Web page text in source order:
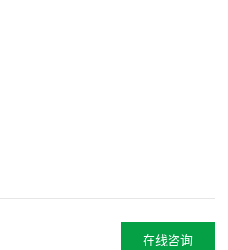
在线咨询